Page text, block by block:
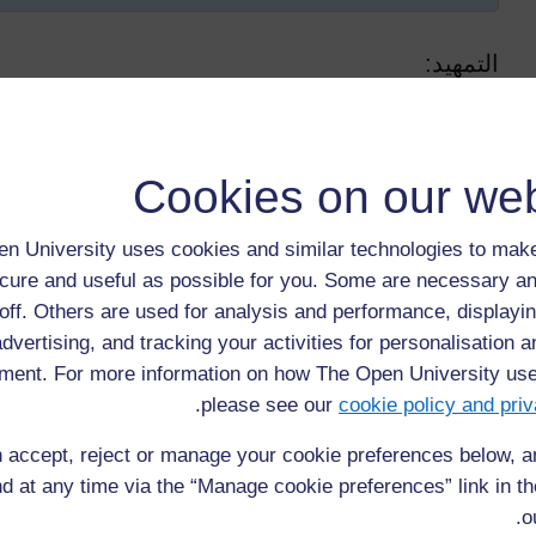
Cookies on our
University uses cookies and similar technologies to
and useful as possible for you. Some are necessary
Others are used for analysis and performance,
and tracking your activities for personalisation
For more information on how The Open University
please see our cookie policy and
.
accept, reject or manage your cookie preferences below,
at any time via the “Manage cookie preferences” link in
التمهيد:
الأطفال ينتمون إلى عائلات
فإنه يتعين عليك أن تكون حذراً
سوف تستخدم ف ي هذا القسم طرق تدريس متنوعة ومصادر
وأن يحترموا اختلافاتهم. وسنبدأ بالمناقشة ورسم الأشجار العائلية
تمثيل الأدوار لمساعدة التلاميذ على
شبكاتهم
وأخيراً فإننا نقترح عليك دعوة أحد الإختصاصيين المحليين
حياة تلاميذك